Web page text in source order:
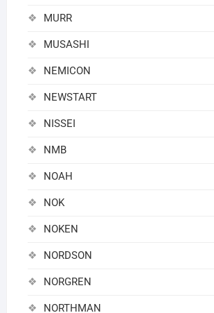
MURR
MUSASHI
NEMICON
NEWSTART
NISSEI
NMB
NOAH
NOK
NOKEN
NORDSON
NORGREN
NORTHMAN